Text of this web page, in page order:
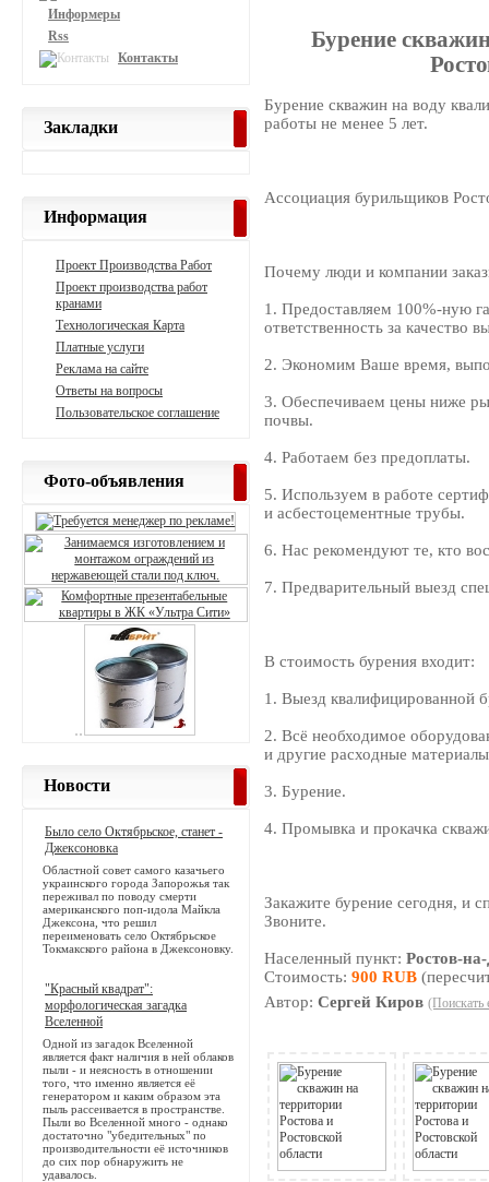
Бурение
Бурение скважин на воду
работы не менее 5 лет.
Ассоциация бурильщиков
Почему люди и компании
1. Предоставляем 100%-ную
ответственность за качество
2. Экономим Ваше время,
3. Обеспечиваем цены ниже
почвы.
4. Работаем без предоплаты.
5. Используем в работе
и асбестоцементные трубы.
6. Нас рекомендуют те, кто
7. Предварительный выезд
В стоимость бурения входит:
1. Выезд квалифицированной
2. Всё необходимое
и другие расходные
3. Бурение.
4. Промывка и прокачка
Закажите бурение сегодня, и
Звоните.
Населенный пункт:Ростов-
Стоимость:900 RUB
Автор:Сергей Киров (Поискать
Информеры
Rss
Контакты
Закладки
Информация
Проект Производства Работ
Проект производства работ
кранами
Технологическая Карта
Платные услуги
Реклама на сайте
Ответы на вопросы
Пользовательское соглашение
Фото-объявления
Новости
Было село Октябрьское, станет -
Джексоновка
Областной совет самого казачьего
украинского города Запорожья так
переживал по поводу смерти
американского поп-идола Майкла
Джексона, что решил
переименовать село Октябрьское
Токмакского района в Джексоновку.
"Красный квадрат":
морфологическая загадка
Вселенной
Одной из загадок Вселенной
является факт наличия в ней облаков
пыли - и неясность в отношении
того, что именно является её
генератором и каким образом эта
пыль рассеивается в пространстве.
Пыли во Вселенной много - однако
достаточно "убедительных" по
производительности её источников
до сих пор обнаружить не
удавалось.